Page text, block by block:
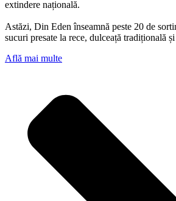
extindere națională.
Astăzi, Din Eden înseamnă peste 20 de
sucuri presate la rece, dulceață tradițională
Află mai multe